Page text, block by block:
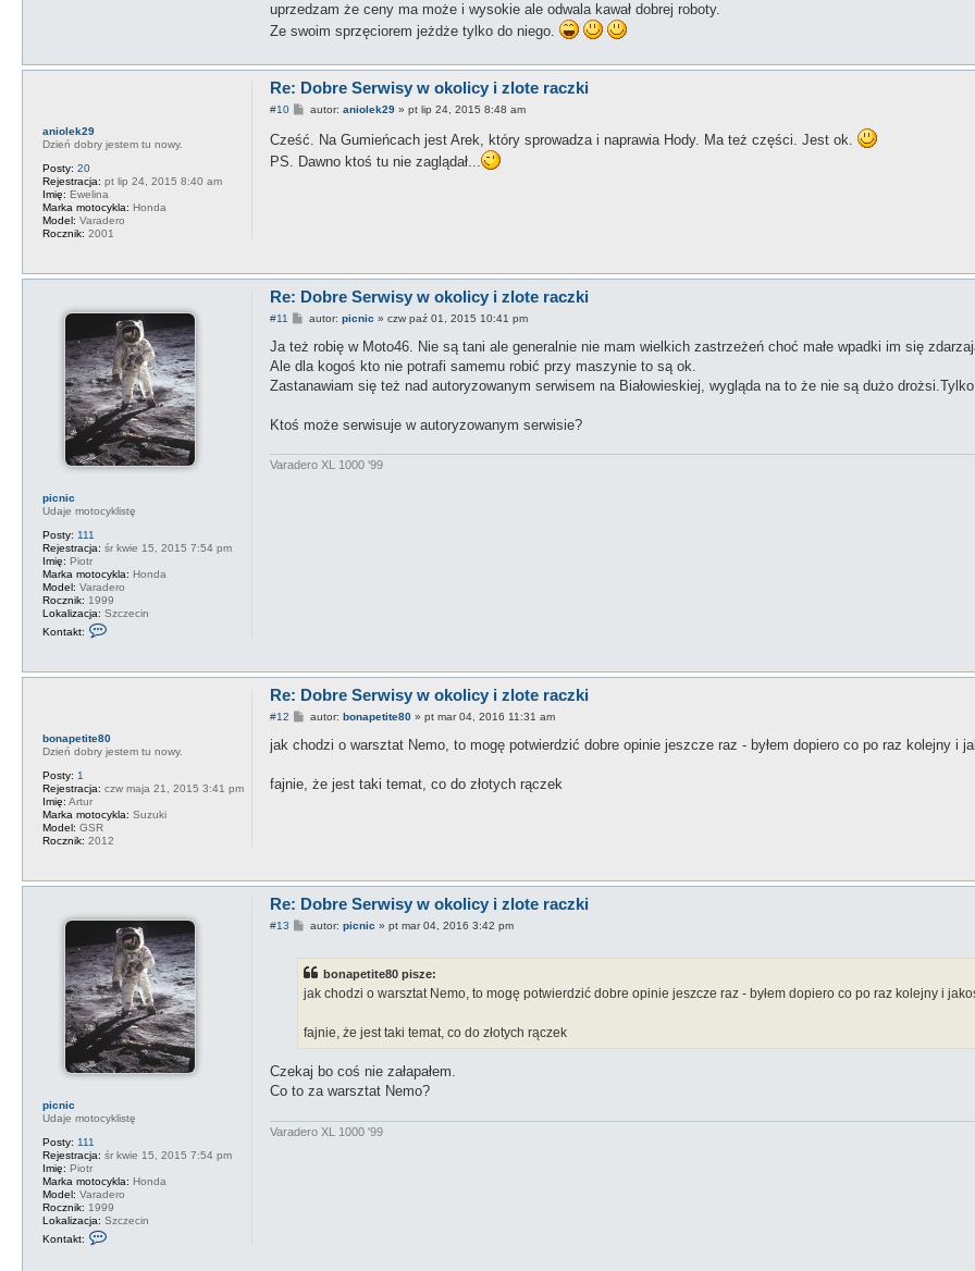
uprzedzam że ceny ma może i wysokie ale odwala kawał dobrej roboty.
Ze swoim sprzęciorem jeżdże tylko do niego.
aniolek29
Dzień dobry jestem tu nowy.
Posty: 20
Rejestracja: pt lip 24, 2015 8:40 am
Imię: Ewelina
Marka motocykla: Honda
Model: Varadero
Rocznik: 2001
Re: Dobre Serwisy w okolicy i zlote raczki
#10
P
s
t
autor: aniolek29» pt lip 24, 2015 8:48 am
Cześć. Na Gumieńcach jest Arek, który sprowadza i naprawia Hody. Ma też części. Jest ok.
PS. Dawno ktoś tu nie zaglądał...
picnic
Udaje motocyklistę
Posty: 111
Rejestracja: śr kwie 15, 2015 7:54 pm
Imię: Piotr
Marka motocykla: Honda
Model: Varadero
Rocznik: 1999
Lokalizacja: Szczecin
Kontakt:
t
j
s
z
i
n
Re: Dobre Serwisy w okolicy i zlote raczki
#11
P
s
autor: picnic » czw paź 01, 2015 10:41 pm
Ja też robię w Moto46. Nie są tani ale generalnie nie mam wielkich zastrzeżeń choć małe wpadki im się
Ale dla kogoś kto nie potrafi samemu robić przy maszynie to są ok.
Zastanawiam się też nad autoryzowanym serwisem na Białowieskiej, wygląda na to że nie są dużo
Ktoś może serwisuje w autoryzowanym serwisie?
Varadero XL 1000 '99
bonapetite80
Dzień dobry jestem tu nowy.
Posty: 1
Rejestracja: czw maja 21, 2015 3:41 pm
Imię: Artur
Marka motocykla: Suzuki
Model: GSR
Rocznik: 2012
Re: Dobre Serwisy w okolicy i zlote raczki
#12
P
s
autor: bonapetite80» pt mar 04, 2016 11:31 am
jak chodzi o warsztat Nemo, to mogę potwierdzić dobre opinie jeszcze raz - byłem dopiero co po raz kolejny i
fajnie, że jest taki temat, co do złotych rączek
picnic
Udaje motocyklistę
Posty: 111
Rejestracja: śr kwie 15, 2015 7:54 pm
Imię: Piotr
Marka motocykla: Honda
Model: Varadero
Rocznik: 1999
Lokalizacja: Szczecin
Kontakt:
Re: Dobre Serwisy w okolicy i zlote raczki
#13
Pautor: picnic » pt mar 04, 2016 3:42 pm
bonapetite80 pisze:
jak chodzi o warsztat Nemo, to mogę potwierdzić dobre opinie jeszcze raz - byłem dopiero co po raz kolejny i
fajnie, że jest taki temat, co do złotych rączek
Czekaj bo coś nie załapałem.
Co to za warsztat Nemo?
Varadero XL 1000 '99